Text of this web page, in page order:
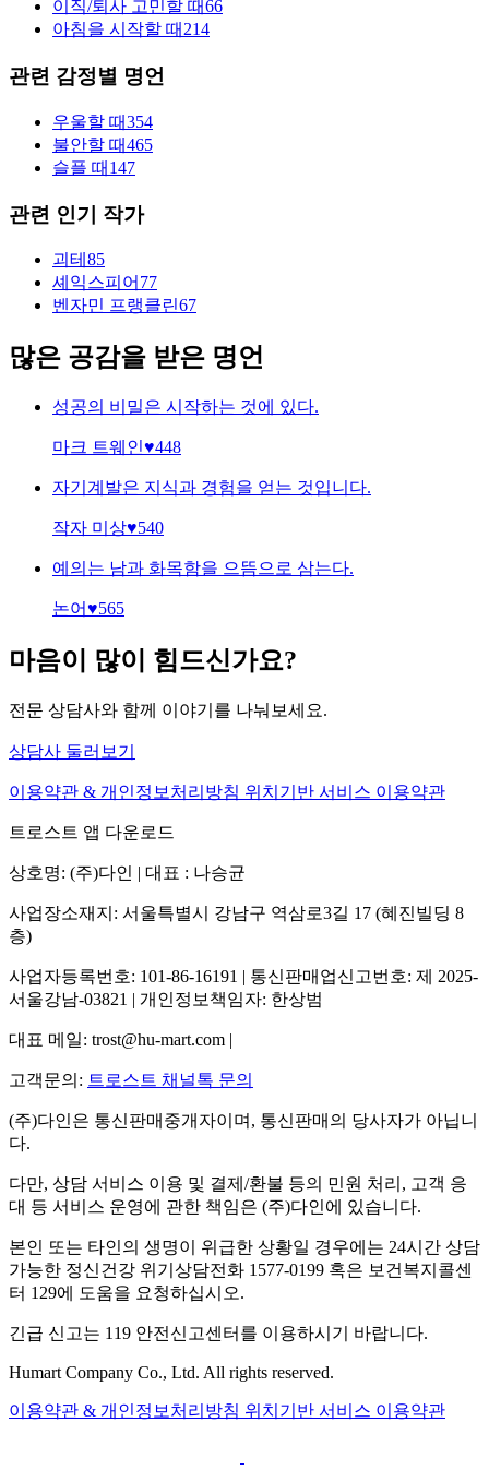
이직/퇴사 고민할 때66
아침을 시작할 때 214
관련 감정별 명언
우울할 때354
불안할 때465
슬플 때 147
관련 인기 작가
괴테 85
셰익스피어 77
벤자민 프랭클린67
많은 공감을 받은 명언
성공의 비밀은 시작하는 것에 있다.
마크 트웨인♥448
자기계발은 지식과 경험을 얻는 것입니다.
작자 미상♥540
예의는 남과 화목함을 으뜸으로 삼는다.
논어♥565
마음이 많이 힘드신가요?
전문 상담사와 함께 이야기를 나눠보세요.
상담사 둘러보기
이용약관 & 개인정보처리방침 위치기반 서비스 이용약관
트로스트 앱 다운로드
상호명: (주)다인 | 대표 : 나승균
사업장소재지: 서울특별시 강남구 역삼로3길 17 (혜진빌딩 8
층)
사업자등록번호: 101-86-16191 | 통신판매업신고번호: 제 2025-
서울강남-03821 | 개인정보책임자: 한상범
대표 메일: trost@hu-mart.com |
고객문의: 트로스트 채널톡 문의
(주)다인은 통신판매중개자이며, 통신판매의 당사자가 아닙니
다.
다만, 상담 서비스 이용 및 결제/환불 등의 민원 처리, 고객 응
대 등 서비스 운영에 관한 책임은 (주)다인에 있습니다.
본인 또는 타인의 생명이 위급한 상황일 경우에는 24시간 상담
가능한 정신건강 위기상담전화 1577-0199 혹은 보건복지콜센
터 129에 도움을 요청하십시오.
긴급 신고는 119 안전신고센터를 이용하시기 바랍니다.
Humart Company Co., Ltd. All rights reserved.
이용약관 & 개인정보처리방침 위치기반 서비스 이용약관